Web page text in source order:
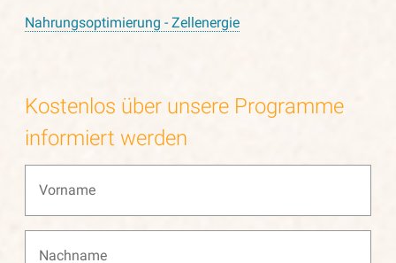
Nahrungsoptimierung - Zellenergie
Kostenlos über unsere Programme
informiert werden